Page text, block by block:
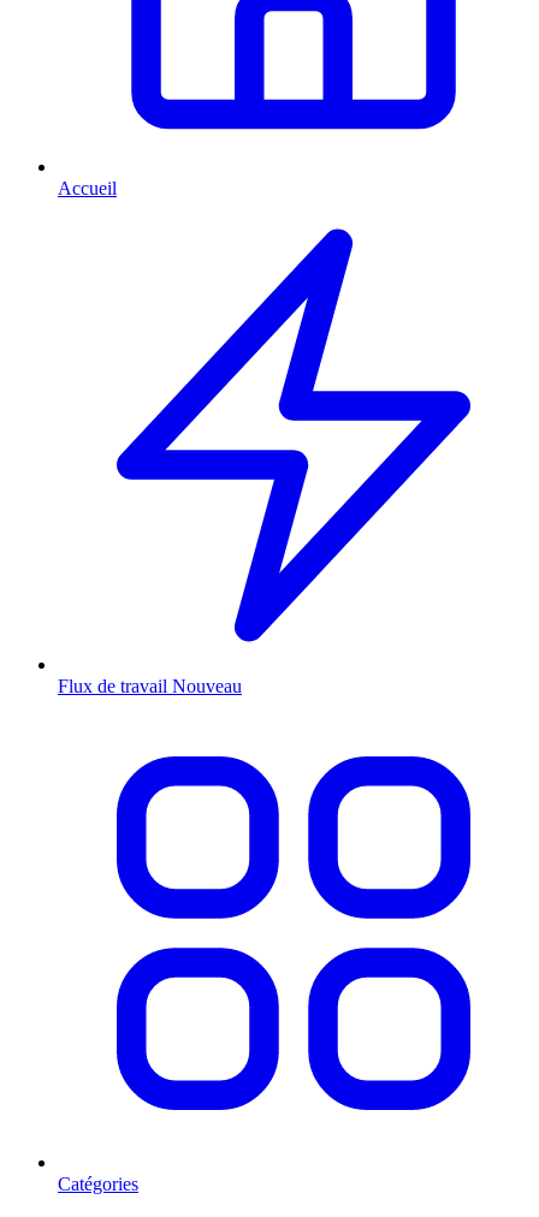
Accueil
Flux de travail Nouveau
Catégories